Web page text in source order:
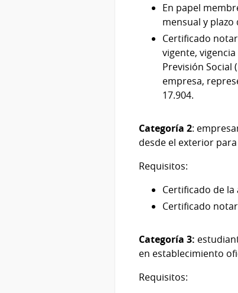
En papel
mensual y
Certificado
vigente,
Previsión Social
empresa,
17.904.
Categoría 2:
desde el exterior
Requisitos:
Certificado de
Certificado
Categoría 3:
en establecimiento
Requisitos: